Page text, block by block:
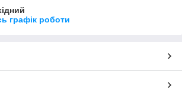
графік роботи